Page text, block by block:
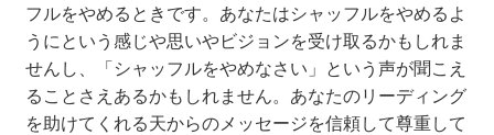
フルをやめるときです。あなたはシャッフルをやめるよ
うにという感じや思いやビジョンを受け取るかもしれま
せんし、「シャッフルをやめなさい」という声が聞こえ
ることさえあるかもしれません。あなたのリーディング
を助けてくれる天からのメッセージを信頼して尊重して